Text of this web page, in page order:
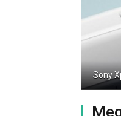
Sony